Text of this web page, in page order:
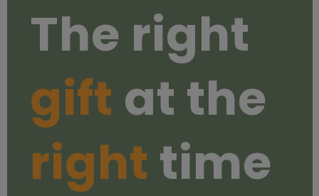
The right
gift at the
right time